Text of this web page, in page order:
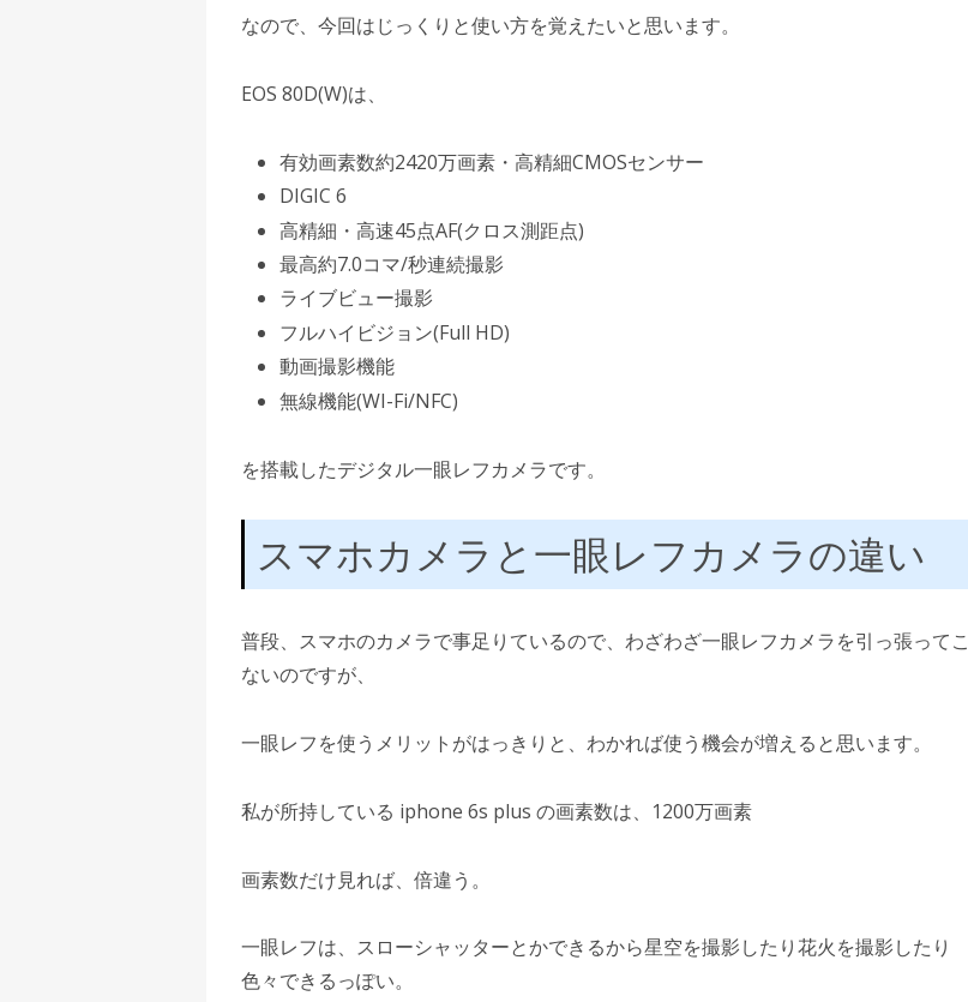
なので、今回はじっくりと使い方を覚えたいと思います。
EOS 80D(W)は、
有効画素数約2420万画素・高精細CMOSセンサー
DIGIC 6
高精細・高速45点AF(クロス測距点)
最高約7.0コマ/秒連続撮影
ライブビュー撮影
フルハイビジョン(Full HD)
動画撮影機能
無線機能(WI-Fi/NFC)
を搭載したデジタル一眼レフカメラです。
スマホカメラと一眼レフカメラの違い
普段、スマホのカメラで事足りているので、わざわざ一眼レフカメラを引っ張ってこ
ないのですが、
一眼レフを使うメリットがはっきりと、わかれば使う機会が増えると思います。
私が所持している iphone 6s plus の画素数は、1200万画素
画素数だけ見れば、倍違う。
一眼レフは、スローシャッターとかできるから星空を撮影したり花火を撮影したり
色々できるっぽい。